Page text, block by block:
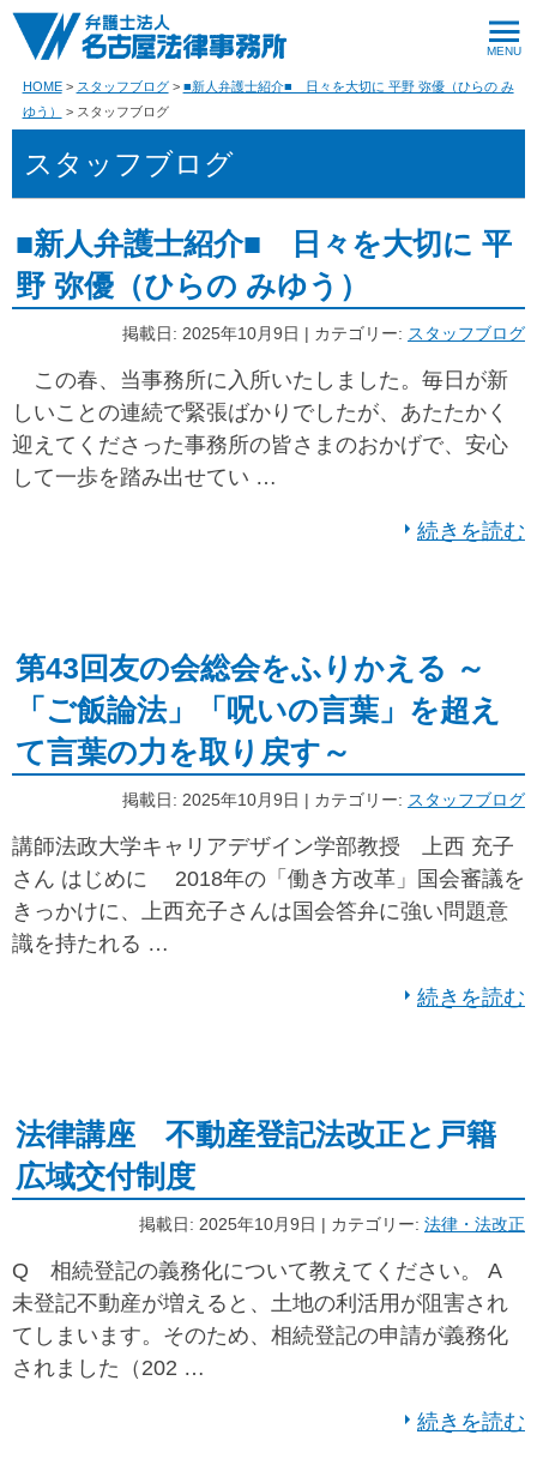
HOME スタッフブログ
■新人弁護士紹介■ 日々を大切に 平野 弥優（ひらの み
ゆう）
スタッフブログ
スタッフブログ
■新人弁護士紹介■ 日々を大切に 平
野 弥優（ひらの みゆう）
掲載日: 2025年10月9日 | カテゴリー: スタッフブログ
この春、当事務所に入所いたしました。毎日が新
しいことの連続で緊張ばかりでしたが、あたたかく
迎えてくださった事務所の皆さまのおかげで、安心
して一歩を踏み出せてい …
続きを読む
第43回友の会総会をふりかえる ～
「ご飯論法」「呪いの言葉」を超え
て言葉の力を取り戻す～
掲載日: 2025年10月9日 | カテゴリー: スタッフブログ
講師法政大学キャリアデザイン学部教授 上西 充子
さん はじめに 2018年の「働き方改革」国会審議を
きっかけに、上西充子さんは国会答弁に強い問題意
識を持たれる …
続きを読む
法律講座 不動産登記法改正と戸籍
広域交付制度
掲載日: 2025年10月9日 | カテゴリー: 法律・法改正
Q 相続登記の義務化について教えてください。 A
未登記不動産が増えると、土地の利活用が阻害され
てしまいます。そのため、相続登記の申請が義務化
されました（202 …
続きを読む